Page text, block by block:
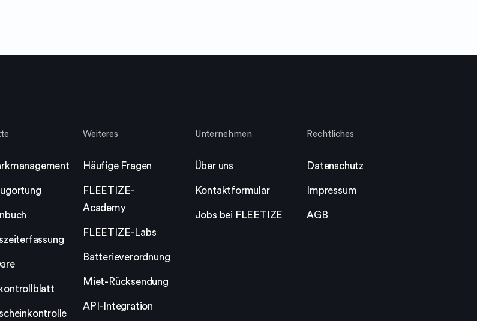
Weiteres
Häufige Fragen
FLEETIZE-
Academy
FLEETIZE-Labs
Batterieverordnung
Miet-Rücksendung
API-Integration
Unternehmen
Über uns
Kontaktformular
Jobs bei FLEETIZE
Rechtliches
Datenschutz
Impressum
AGB